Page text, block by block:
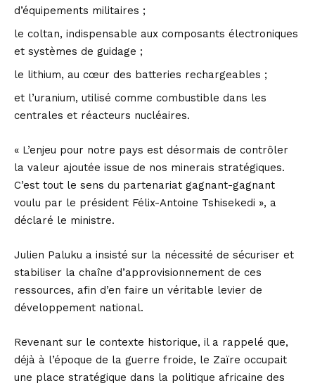
d’équipements militaires ;
le coltan, indispensable aux composants électroniques
et systèmes de guidage ;
le lithium, au cœur des batteries rechargeables ;
et l’uranium, utilisé comme combustible dans les
centrales et réacteurs nucléaires.
« L’enjeu pour notre pays est désormais de contrôler
la valeur ajoutée issue de nos minerais stratégiques.
C’est tout le sens du partenariat gagnant-gagnant
voulu par le président Félix-Antoine Tshisekedi », a
déclaré le ministre.
Julien Paluku a insisté sur la nécessité de sécuriser et
stabiliser la chaîne d’approvisionnement de ces
ressources, afin d’en faire un véritable levier de
développement national.
Revenant sur le contexte historique, il a rappelé que,
déjà à l’époque de la guerre froide, le Zaïre occupait
une place stratégique dans la politique africaine des